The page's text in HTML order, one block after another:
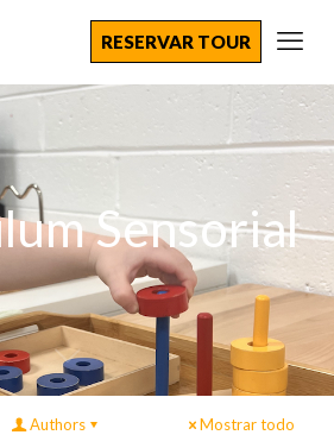
RESERVAR TOUR
Sensorial
Authors Mostrar todo